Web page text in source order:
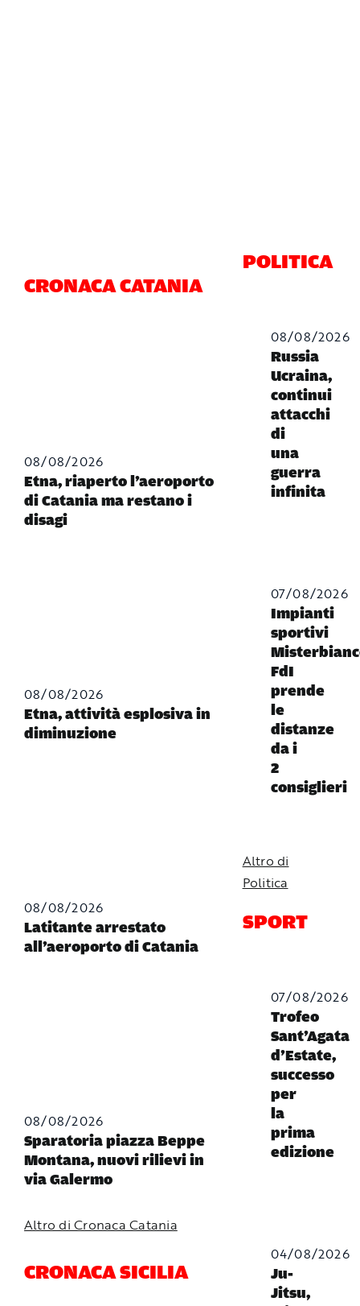
CRONACA CATANIA
08/08/2026
Etna, riaperto l’aeroporto
di Catania ma restano i
disagi
08/08/2026
Etna, attività esplosiva in
diminuzione
08/08/2026
Latitante arrestato
all’aeroporto di Catania
08/08/2026
Sparatoria piazza Beppe
Montana, nuovi rilievi in
via Galermo
Altro di Cronaca Catania
CRONACA SICILIA
POLITICA
08/08/2026
Russia
Ucraina,
continui
attacchi
di
una
guerra
infinita
07/08/2026
Impianti
sportivi
FdI
prende
le
distanze
da i
2
consiglieri
Altro di
Politica
SPORT
07/08/2026
Trofeo
Sant’Agata
d’Estate,
successo
per
la
prima
edizione
04/08/2026
Ju-
Jitsu,